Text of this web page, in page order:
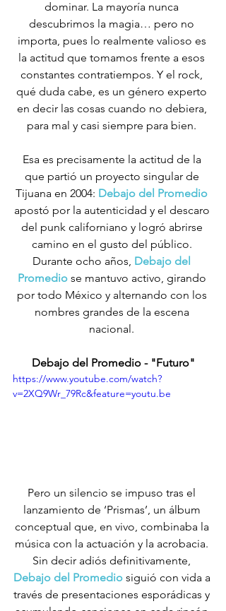
dominar. La mayoría nunca
descubrimos la magia… pero no
importa, pues lo realmente valioso es
la actitud que tomamos frente a esos
constantes contratiempos. Y el rock,
qué duda cabe, es un género experto
en decir las cosas cuando no debiera,
para mal y casi siempre para bien.
Esa es precisamente la actitud de la
que partió un proyecto singular de
Tijuana en 2004: Debajo del Promedio
apostó por la autenticidad y el descaro
del punk californiano y logró abrirse
camino en el gusto del público.
Durante ocho años, Debajo del
Promedio se mantuvo activo, girando
por todo México y alternando con los
nombres grandes de la escena
nacional.
Debajo del Promedio - "Futuro"
https://www.youtube.com/watch?
v=2XQ9Wr_79Rc&feature=youtu.be
Pero un silencio se impuso tras el
lanzamiento de ‘Prismas’, un álbum
conceptual que, en vivo, combinaba la
música con la actuación y la acrobacia.
Sin decir adiós definitivamente,
Debajo del Promedio siguió con vida a
través de presentaciones esporádicas y